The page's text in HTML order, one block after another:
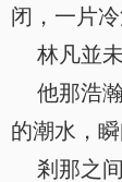
闭，一片冷
林凡並未
他那浩瀚
的潮水，
剎那之间